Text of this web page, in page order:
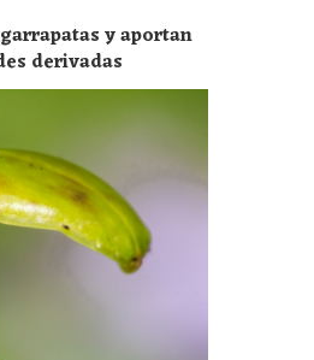
y aportan
derivadas